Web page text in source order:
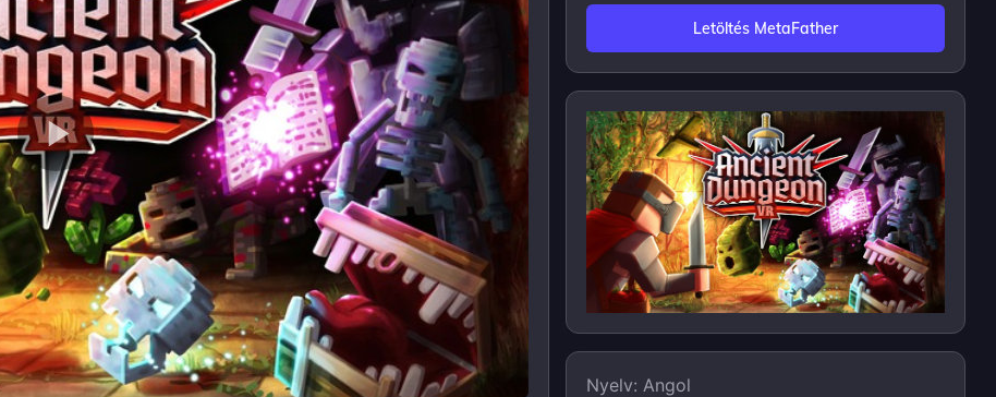
Letöltés MetaFather
Nyelv: Angol